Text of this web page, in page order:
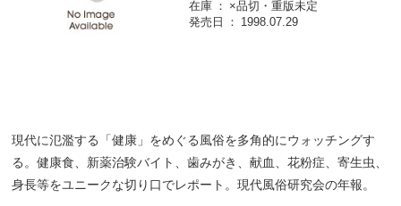
在庫
×品切・重版未定
発売日
1998.07.29
現代に氾濫する「健康」をめぐる風俗を多角的にウォッチングす
る。健康食、新薬治験バイト、歯みがき、献血、花粉症、寄生虫、
身長等をユニークな切り口でレポート。現代風俗研究会の年報。